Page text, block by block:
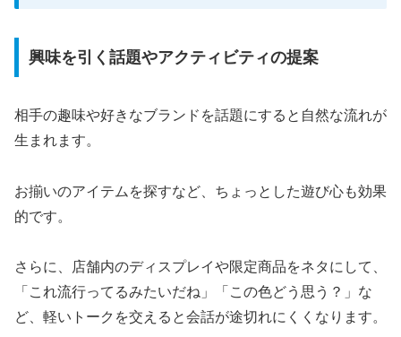
興味を引く話題やアクティビティの提案
相手の趣味や好きなブランドを話題にすると自然な流れが
生まれます。
お揃いのアイテムを探すなど、ちょっとした遊び心も効果
的です。
さらに、店舗内のディスプレイや限定商品をネタにして、
「これ流行ってるみたいだね」「この色どう思う？」な
ど、軽いトークを交えると会話が途切れにくくなります。